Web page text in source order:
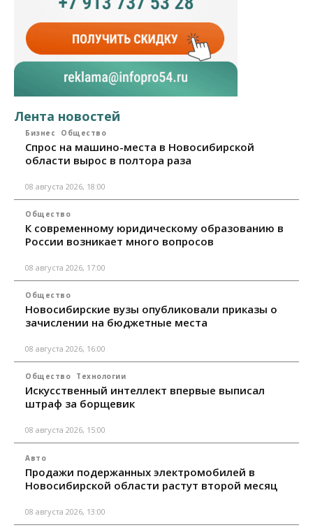
Лента новостей
Бизнес Общество
Спрос на машино-места в Новосибирской
области вырос в полтора раза
08 августа 2026, 18:00
Общество
К современному юридическому образованию в
России возникает много вопросов
08 августа 2026, 17:00
Общество
Новосибирские вузы опубликовали приказы о
зачислении на бюджетные места
08 августа 2026, 16:00
Общество Технологии
Искусственный интеллект впервые выписал
штраф за борщевик
08 августа 2026, 15:00
Авто
Продажи подержанных электромобилей в
Новосибирской области растут второй месяц
08 августа 2026, 13:00